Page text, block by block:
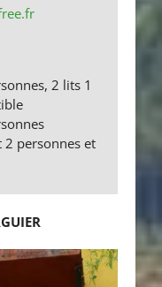
2 lits 1
personnes et